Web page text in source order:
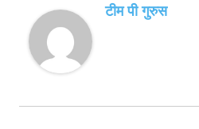
टीम पी गुरुस